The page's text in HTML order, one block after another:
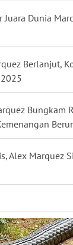
Juara Dunia
Berlanjut,
Bungkam
Alex Marquez